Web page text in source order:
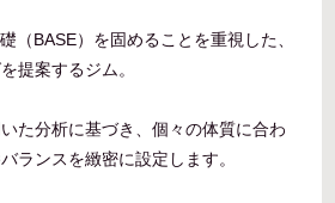
（BASE）を固めることを重視した、
提案するジム。
た分析に基づき、個々の体質に合わ
ランスを緻密に設定します。